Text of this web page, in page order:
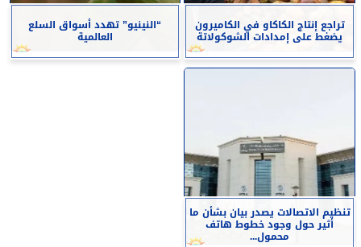
تراجع إنتاج الكاكاو في الكاميرون
يضغط على إمدادات الشوكولاتة
“النينيو” تهدد أسواق السلع
العالمية
تنظيم الاتصالات يصدر بيان بشأن ما
أثير حول وجود خطوط هاتف
محمول...